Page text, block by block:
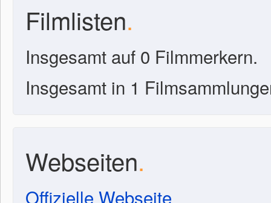
Filmlisten.
Insgesamt auf 0 Filmmerkern.
Insgesamt in 1
Webseiten.
Offizielle Webseite